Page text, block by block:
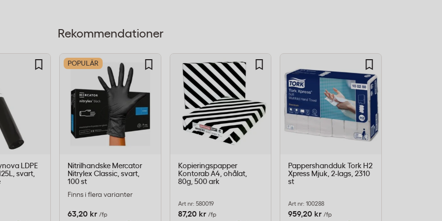
lätt industri
ett diskret intryck i
passar
Används
industriella
Rekommendationer
LDPE
svart,
Nitrilhandske Mercator
Nitrylex Classic, svart,
100 st
Finns i flera varianter
63,20 kr /fp
POPULÄR
Kopieringspapper
Kontorab A4, ohålat,
80g, 500 ark
Art nr: 580019
87,20 kr /fp
Pappershandduk Tork H2
Xpress Mjuk, 2-lags, 2310
st
Art nr: 100288
959,20 kr /fp